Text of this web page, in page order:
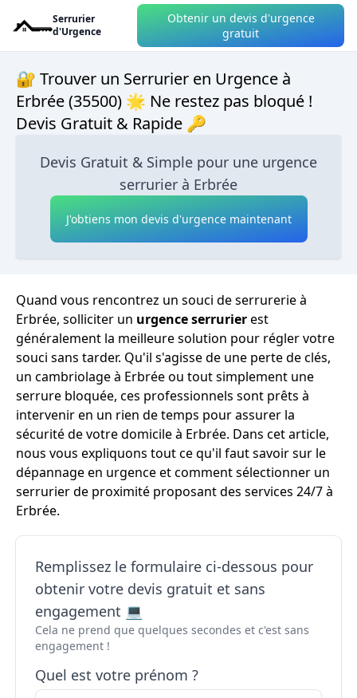
Serrurier
d'Urgence
Obtenir un devis d'urgence
gratuit
🔐 Trouver un Serrurier en Urgence à
Erbrée (35500) 🌟 Ne restez pas bloqué !
Devis Gratuit & Rapide 🔑
Devis Gratuit & Simple pour une urgence
serrurier à Erbrée
J'obtiens mon devis d'urgence maintenant
Quand vous rencontrez un souci de serrurerie à
Erbrée, solliciter un urgence serrurierest
généralement la meilleure solution pour régler votre
souci sans tarder. Qu'il s'agisse de une perte de clés,
un cambriolage à Erbrée ou tout simplement une
serrure bloquée, ces professionnels sont prêts à
intervenir en un rien de temps pour assurer la
sécurité de votre domicile à Erbrée. Dans cet article,
nous vous expliquons tout ce qu'il faut savoir sur le
dépannage en urgence et comment sélectionner un
serrurier de proximité proposant des services 24/7 à
Erbrée.
Remplissez le formulaire ci-dessous pour
obtenir votre devis gratuit et sans
engagement 💻
Cela ne prend que quelques secondes et c'est sans
engagement !
Quel est votre prénom ?